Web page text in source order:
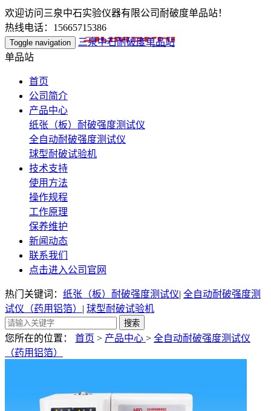
欢迎访问三泉中石实验仪器有限公司耐破度单品站！
热线电话：15665715386
Toggle navigation
三泉中石耐破度单品站
单品站
首页
公司简介
产品中心
纸张（板）耐破强度测试仪
全自动耐破强度测试仪
球型耐破试验机
技术支持
使用方法
操作规程
工作原理
保养维护
新闻动态
联系我们
点击进入公司官网
热门关键词： 纸张（板）耐破强度测试仪| 全自动耐破强度测
试仪（药用铝箔） | 球型耐破试验机
您所在的位置： 首页 > 产品中心 > 全自动耐破强度测试仪
（药用铝箔）